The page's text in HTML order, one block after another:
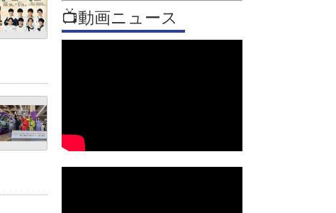
📺動画ニュース